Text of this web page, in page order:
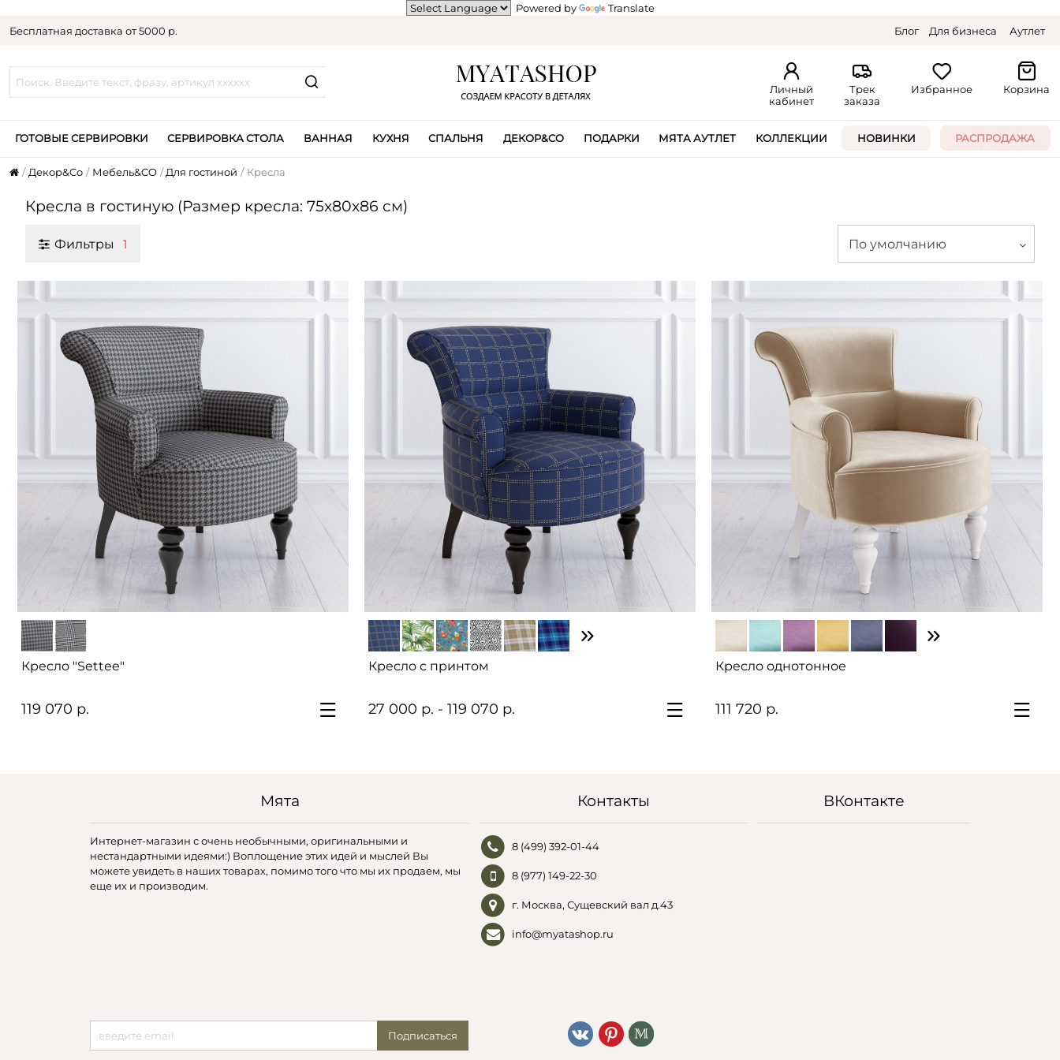
Powered by
Translate
Бесплатная доставка от 5000 р.
Блог Для бизнеса Аутлет
Личный
кабинет
Трек
заказа
Избранное Корзина
ГОТОВЫЕ СЕРВИРОВКИ СЕРВИРОВКА СТОЛА ВАННАЯ КУХНЯ СПАЛЬНЯ ДЕКОР&CO ПОДАРКИ МЯТА АУТЛЕТ КОЛЛЕКЦИИ НОВИНКИ РАСПРОДАЖА
Декор&Co Мебель&CO Для гостиной Кресла
Кресла в гостиную (Размер кресла: 75x80x86 см)
Фильтры 1 По умолчанию
Кресло "Settee"
119 070 р.
Кресло с принтом
27 000 р. - 119 070 р.
Кресло однотонное
111 720 р.
Мята
Интернет-магазин с очень необычными, оригинальными и
нестандартными идеями:) Воплощение этих идей и мыслей Вы
можете увидеть в наших товарах, помимо того что мы их продаем, мы
еще их и производим.
Подписаться
Контакты
8 (499) 392-01-44
8 (977) 149-22-30
г. Москва, Сущевский вал д.43
info@myatashop.ru
ВКонтакте